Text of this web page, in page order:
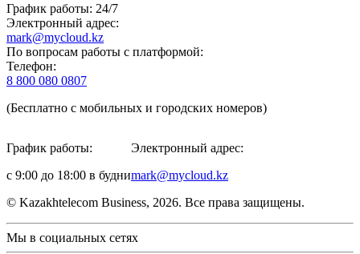
График работы: 24/7
Электронный адрес:
mark@mycloud.kz
По вопросам работы с платформой:
Телефон:
8 800 080 0807
(Бесплатно с мобильных и городских номеров)
График работы:
с 9:00 до 18:00 в будни
Электронный адрес:
mark@mycloud.kz
© Kazakhtelecom Business, 2026. Все права защищены.
Мы в социальных сетях